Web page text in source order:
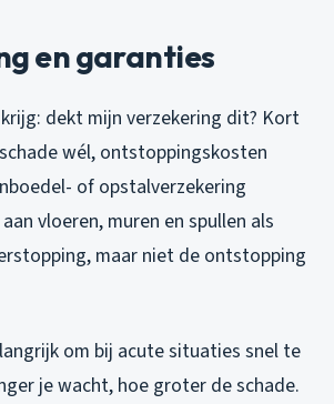
en garanties
dekt mijn verzekering dit? Kort
wél, ontstoppingskosten
of opstalverzekering
vloeren, muren en spullen als
maar niet de ontstopping
om bij acute situaties snel te
je wacht, hoe groter de schade.